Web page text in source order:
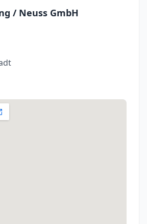
/ Neuss GmbH